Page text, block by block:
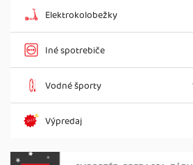
Elektrokolobežky
Iné spotrebiče
Vodné športy
Výpredaj